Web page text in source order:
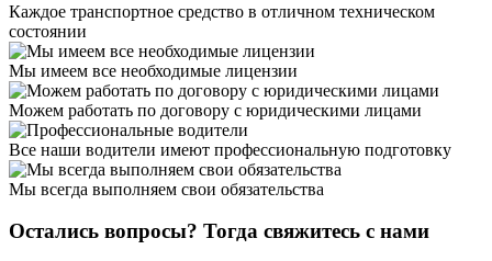
Каждое транспортное средство в отличном техническом
состоянии
Мы имеем все необходимые лицензии
Можем работать по договору с юридическими лицами
Все наши водители имеют профессиональную подготовку
Мы всегда выполняем свои обязательства
Остались вопросы? Тогда свяжитесь с нами